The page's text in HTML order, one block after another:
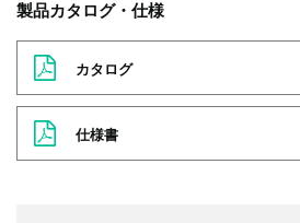
製品カタログ・仕様
カタログ
仕様書